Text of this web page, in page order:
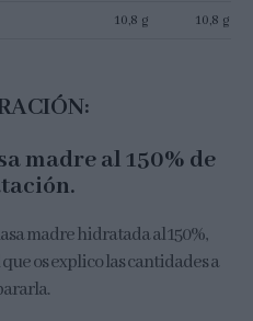
10,8 g 10,8 g
madre al 150% de
madre hidratada al 150%,
os explico las cantidades a